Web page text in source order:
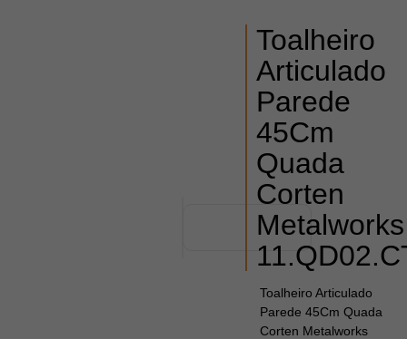
Toalheiro
Articulado
Parede
45Cm
Quada
Corten
Metalworks
Toalheiro Articulado
Parede 45Cm Quada
Corten Metalworks